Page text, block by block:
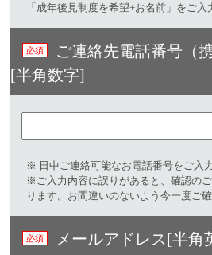
「成年後見制度を希望+お名前」をご入
ご連絡先電話番号（
[半角数字]
※ 日中ご連絡可能なお電話番号をご入
※ご入力内容に誤りがあると、確認の
ります。お間違いのないよう今一度ご確
メールアドレス[半角